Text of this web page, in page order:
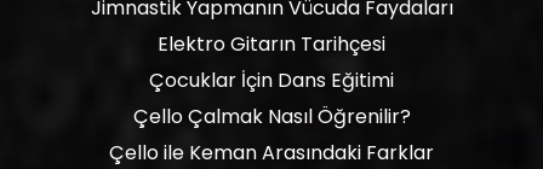
Jimnastik Yapmanın Vücuda Faydaları
Elektro Gitarın Tarihçesi
Çocuklar İçin Dans Eğitimi
Çello Çalmak Nasıl Öğrenilir?
Çello ile Keman Arasındaki Farklar